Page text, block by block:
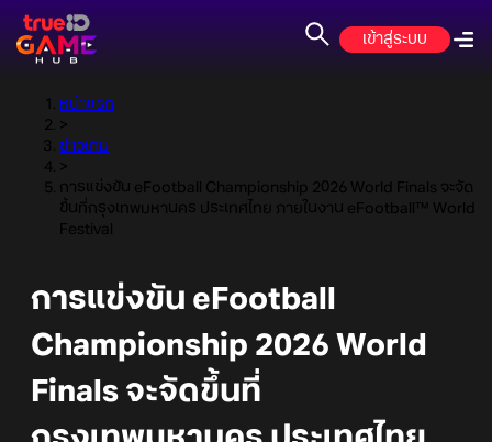
เข้าสู่ระบบ
หน้าแรก
>
ข่าวเกม
>
การแข่งขัน eFootball Championship 2026 World Finals จะจัด
ขึ้นที่กรุงเทพมหานคร ประเทศไทย ภายในงาน eFootball™ World
Festival
การแข่งขัน eFootball
Championship 2026 World
Finals จะจัดขึ้นที่